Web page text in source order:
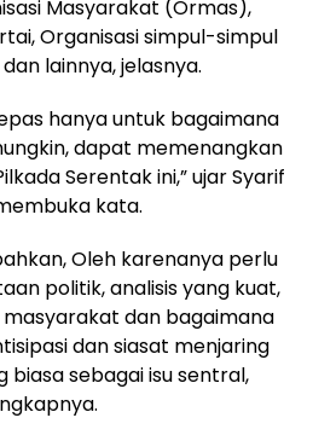
Masyarakat (Ormas),
Organisasi simpul-simpul
lainnya, jelasnya.
hanya untuk bagaimana
dapat memenangkan
Serentak ini,” ujar Syarif
kata.
Oleh karenanya perlu
politik, analisis yang kuat,
dan bagaimana
dan siasat menjaring
biasa sebagai isu sentral,